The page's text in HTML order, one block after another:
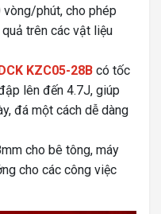
phút, cho phép
quả trên các vật liệu
KZC05-28B có tốc
lên đến 4.7J, giúp
đá một cách dễ dàng
cho bê tông, máy
cho các công việc